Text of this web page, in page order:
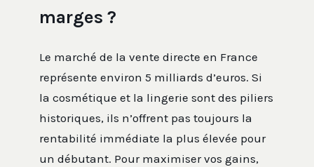
marges ?
Le marché de la vente directe en France
représente environ 5 milliards d’euros. Si
la cosmétique et la lingerie sont des piliers
historiques, ils n’offrent pas toujours la
rentabilité immédiate la plus élevée pour
un débutant. Pour maximiser vos gains,